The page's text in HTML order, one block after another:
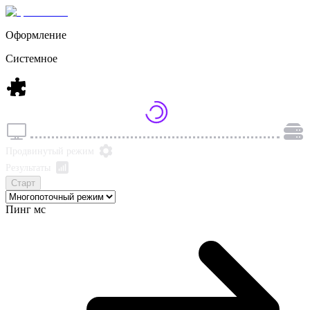
Оформление
Системное
Продвинутый режим
Результаты
Старт
Пинг мс